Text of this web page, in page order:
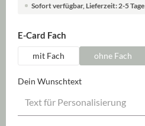
Sofort verfügbar, Lieferzeit: 2-5 Tage
E-Card Fach
mit Fach ohne Fach
Dein Wunschtext